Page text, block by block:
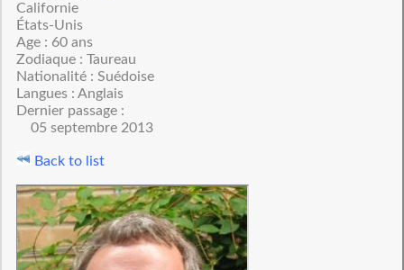
Californie
États-Unis
Age : 60 ans
Zodiaque : Taureau
Nationalité : Suédoise
Langues : Anglais
Dernier passage :
05 septembre 2013
Back to list